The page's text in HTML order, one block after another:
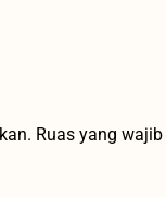
Ruas yang wajib